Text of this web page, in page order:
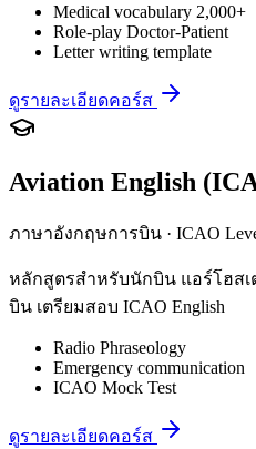
Medical vocabulary 2,000+
Role-play Doctor-Patient
Letter writing template
ดูรายละเอียดคอร์ส
Aviation English
ภาษาอังกฤษการบิน · ICAO
หลักสูตรสำหรับนักบิน แอร์โฮส
บิน เตรียมสอบ ICAO English
Radio Phraseology
Emergency communication
ICAO Mock Test
ดูรายละเอียดคอร์ส